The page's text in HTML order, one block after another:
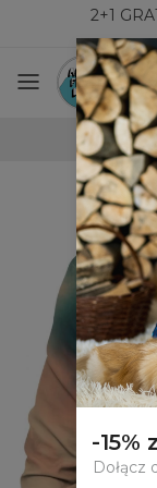
2+1
-15%
Dołącz